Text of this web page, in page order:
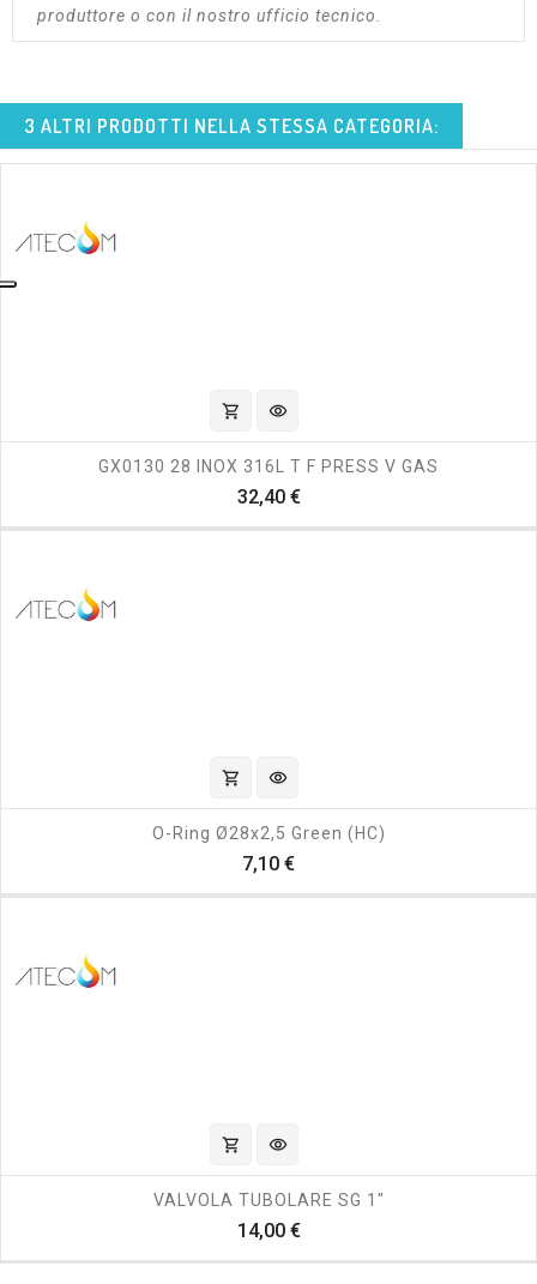
produttore o con il nostro ufficio tecnico.
3 ALTRI PRODOTTI NELLA STESSA CATEGORIA:
shopping_cart visibility
GX0130 28 INOX 316L T F PRESS V GAS
32,40 €Prezzo
shopping_cart visibility
O-Ring Ø28x2,5 Green (HC)
7,10 €Prezzo
shopping_cart visibility
VALVOLA TUBOLARE SG 1"
14,00 €Prezzo